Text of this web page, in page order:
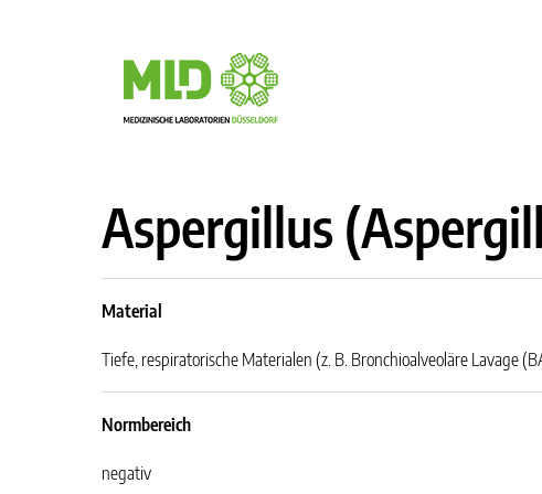
Aspergillus
Material
Tiefe, respiratorische Materialen (z. B. Bronchioalveoläre Lavage
Normbereich
negativ